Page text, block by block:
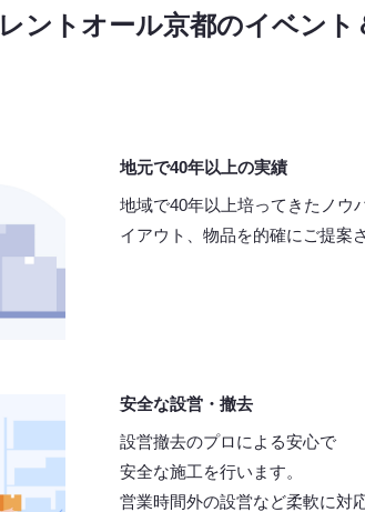
レントオール京都のイベント
地元で40年以上の実績
地域で40年以上培ってきたノウ
イアウト、物品を的確にご提案
安全な設営・撤去
設営撤去のプロによる安心で
安全な施工を行います。
営業時間外の設営など柔軟に対